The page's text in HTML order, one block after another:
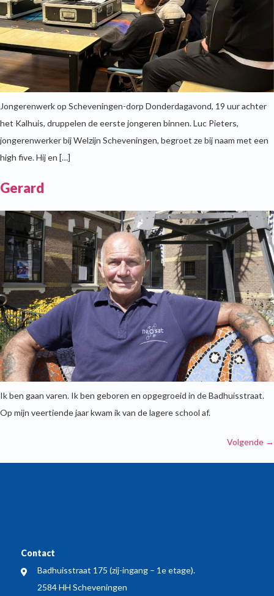
Jongerenwerk op Scheveningen-dorp Donderdagavond, 19 uur achter
het Kalhuis, druppelen de eerste jongeren binnen. Luc Pieters,
jongerenwerker bij Welzijn Scheveningen, begroet ze bij naam met een
high five. Hij en […]
Gerard
Ik ben gaan varen. Ik ben geboren en opgegroeid in de Badhuisstraat.
Op mijn veertiende jaar kwam ik van de lagere school af.
Volgende →
Contact
Badhuisstraat 175 (zij-ingang – 1e etage).
2584 HH Scheveningen